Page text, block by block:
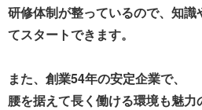
研修体制が整っているので、知識
てスタートできます。
また、創業54年の安定企業で、
腰を据えて長く働ける環境も魅力